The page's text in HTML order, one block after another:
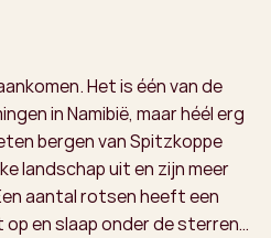
Het is één van de
in Namibië, maar héél erg
bergen van Spitzkoppe
landschap uit en zijn meer
aantal rotsen heeft een
en slaap onder de sterren…